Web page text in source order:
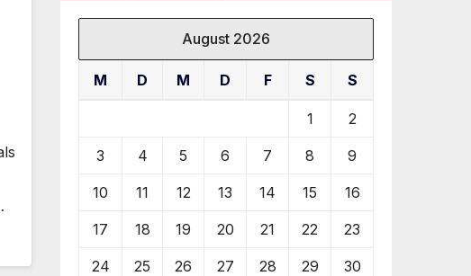
August 2026
M D M D F S S
1 2
3 4 5 6 7 8 9
10 11 12 13 14 15 16
17 18 19 20 21 22 23
24 25 26 27 28 29 30